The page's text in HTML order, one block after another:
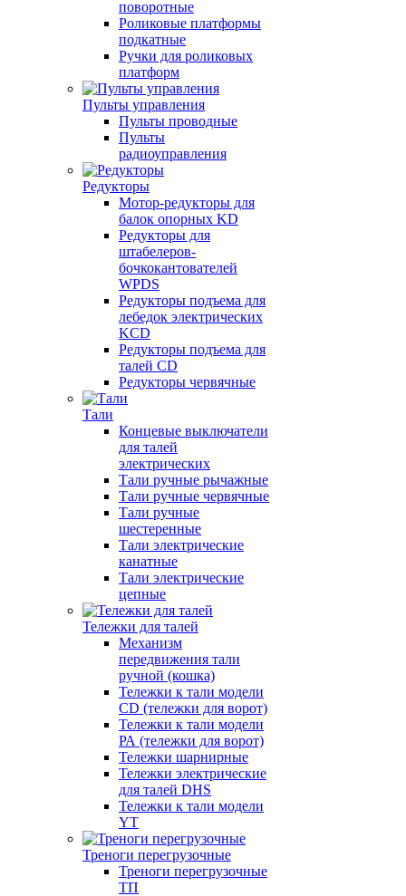
поворотные
Роликовые платформы
подкатные
Ручки для роликовых
платформ
Пульты управления
Пульты проводные
Пульты
радиоуправления
Редукторы
Мотор-редукторы для
балок опорных KD
Редукторы для
штабелеров-
бочкокантователей
WPDS
Редукторы подъема для
лебедок электрических
KCD
Редукторы подъема для
талей CD
Редукторы червячные
Тали
Концевые выключатели
для талей
электрических
Тали ручные рычажные
Тали ручные червячные
Тали ручные
шестеренные
Тали электрические
канатные
Тали электрические
цепные
Тележки для талей
Механизм
передвижения тали
ручной (кошка)
Тележки к тали модели
CD (тележки для ворот)
Тележки к тали модели
РА (тележки для ворот)
Тележки шарнирные
Тележки электрические
для талей DHS
Тележки к тали модели
YT
Треноги перегрузочные
Треноги перегрузочные
ТП